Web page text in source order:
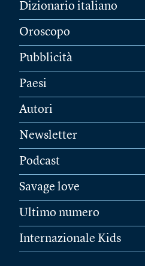
Dizionario italiano
Oroscopo
Pubblicità
Paesi
Autori
Newsletter
Podcast
Savage love
Ultimo numero
Internazionale Kids